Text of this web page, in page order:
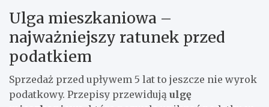
Ulga mieszkaniowa –
najważniejszy ratunek przed
podatkiem
Sprzedaż przed upływem 5 lat to jeszcze nie wyrok
podatkowy. Przepisy przewidują ulgę